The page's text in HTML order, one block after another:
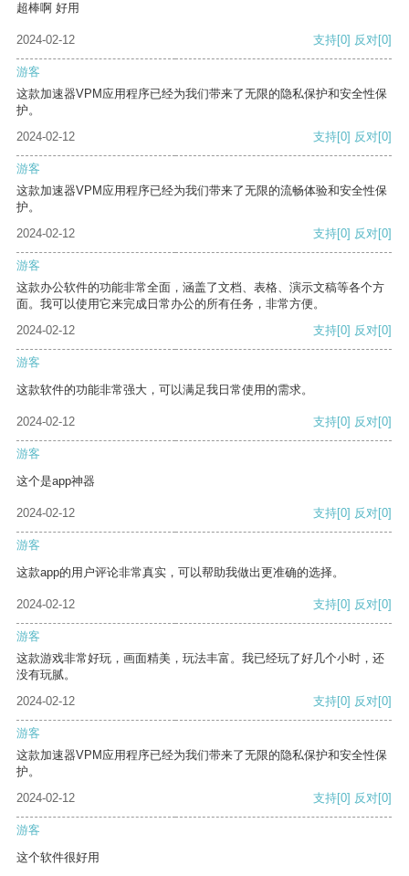
超棒啊 好用
2024-02-12 支持[0] 反对[0]
游客
这款加速器VPM应用程序已经为我们带来了无限的隐私保护和安全性保
护。
2024-02-12
支持[0] 反对[0]
游客
这款加速器VPM应用程序已经为我们带来了无限的流畅体验和安全性保
护。
2024-02-12
支持[0] 反对[0]
游客
这款办公软件的功能非常全面，涵盖了文档、表格、演示文稿等各个方
面。我可以使用它来完成日常办公的所有任务，非常方便。
2024-02-12
支持[0] 反对[0]
游客
这款软件的功能非常强大，可以满足我日常使用的需求。
2024-02-12 支持[0] 反对[0]
游客
这个是app神器
2024-02-12 支持[0] 反对[0]
游客
这款app的用户评论非常真实，可以帮助我做出更准确的选择。
2024-02-12 支持[0] 反对[0]
游客
这款游戏非常好玩，画面精美，玩法丰富。我已经玩了好几个小时，还
没有玩腻。
2024-02-12
支持[0] 反对[0]
游客
这款加速器VPM应用程序已经为我们带来了无限的隐私保护和安全性保
护。
2024-02-12
支持[0] 反对[0]
游客
这个软件很好用